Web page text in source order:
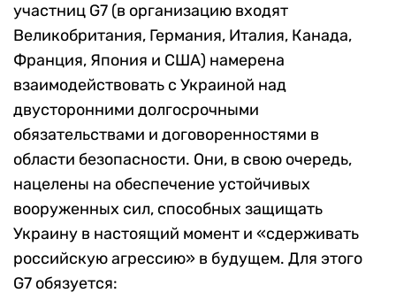
участниц G7 (в организацию входят
Великобритания, Германия, Италия, Канада,
Франция, Япония и США) намерена
взаимодействовать с Украиной над
двусторонними долгосрочными
обязательствами и договоренностями в
области безопасности. Они, в свою очередь,
нацелены на обеспечение устойчивых
вооруженных сил, способных защищать
Украину в настоящий момент и «сдерживать
российскую агрессию» в будущем. Для этого
G7 обязуется: